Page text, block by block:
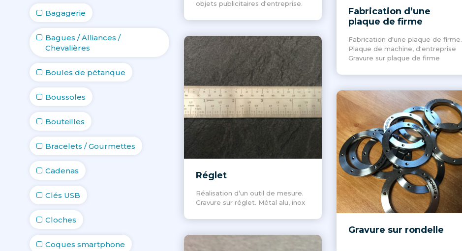
Bagagerie
Bagues / Alliances /
Chevalières
Boules de pétanque
Boussoles
Bouteilles
Bracelets / Gourmettes
Cadenas
Clés USB
Cloches
Coques smartphone
objets publicitaires d'entreprise.
Fabrication d’une
plaque de firme
Fabrication d'une plaque de firme.
Plaque de machine, d'entreprise
Gravure sur plaque de firme
Réglet
Réalisation d’un outil de mesure.
Gravure sur réglet. Métal alu, inox
Gravure sur rondelle